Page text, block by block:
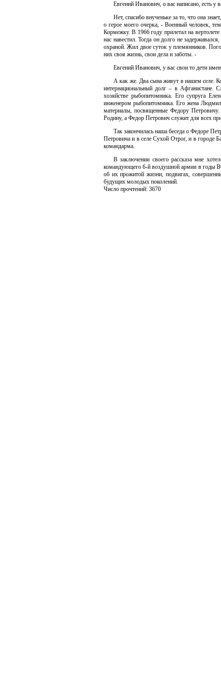
Евгений Иванович, о вас написано, есть у
Нет, спасибо внученьке за то, что она
о герое моего очерка, - Военный человек,
Кормежку. В 1966 году прилетал на
нас навестил. Тогда он долго не
охраной. Жил двое суток у племянников.
них своя жизнь, свои дела и заботы. -
Евгений Иванович, у вас свои то дети
А как же. Два сына живут в нашем селе.
интернациональный долг – в Афганистане.
хозяйстве рыбопитомника. Его супруга
инженером рыбопитомника. Его жена
материалы, посвященные Федору
Родину, а Федор Петрович служит для всех
Так закончилась наша беседа о Федоре
Петровича и в селе Сухой Отрог, и в городе
командарма.
В заключении своего рассказа мне
командующего 6-й воздушной армии в годы
об их прожитой жизни, подвигах,
будущих молодых поколений.
Число прочтений: 3670